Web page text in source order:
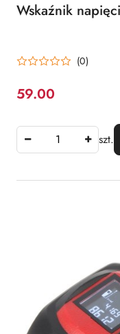
Wskaźnik
(0)
Cena:
59.00
szt.